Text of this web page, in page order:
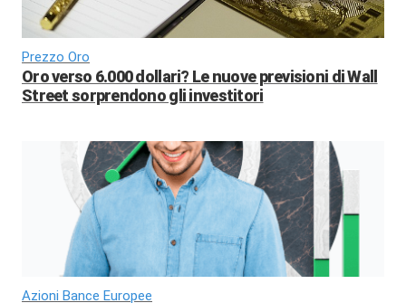
Prezzo Oro
Oro verso 6.000 dollari? Le nuove previsioni di Wall
Street sorprendono gli investitori
Azioni Bance Europee